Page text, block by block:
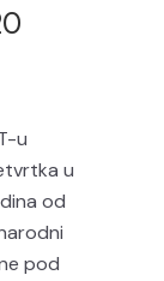
u
u
od
pod